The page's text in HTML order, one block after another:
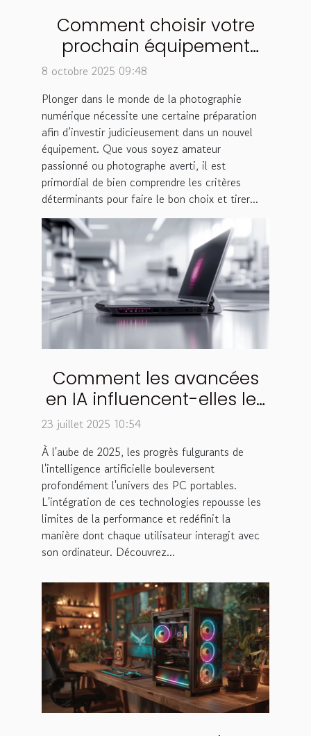
Comment choisir votre
prochain équipement
photo numérique ?
8 octobre 2025 09:48
Plonger dans le monde de la photographie
numérique nécessite une certaine préparation
afin d’investir judicieusement dans un nouvel
équipement. Que vous soyez amateur
passionné ou photographe averti, il est
primordial de bien comprendre les critères
déterminants pour faire le bon choix et tirer...
Comment les avancées
en IA influencent-elles les
performances des PC
portables en 2025 ?
23 juillet 2025 10:54
À l'aube de 2025, les progrès fulgurants de
l'intelligence artificielle bouleversent
profondément l'univers des PC portables.
L'intégration de ces technologies repousse les
limites de la performance et redéfinit la
manière dont chaque utilisateur interagit avec
son ordinateur. Découvrez...